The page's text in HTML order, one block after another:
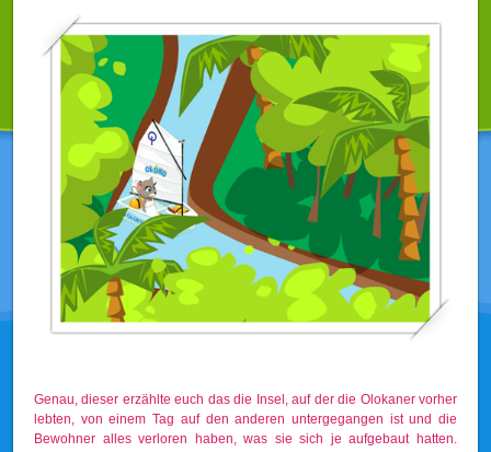
Genau, dieser erzählte euch das die Insel, auf der die Olokaner vorher
lebten, von einem Tag auf den anderen untergegangen ist und die
Bewohner alles verloren haben, was sie sich je aufgebaut hatten.